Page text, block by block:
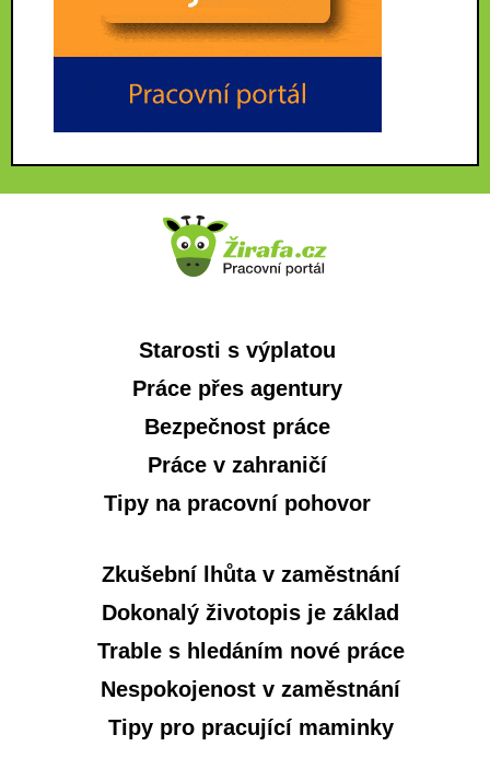
Starosti s výplatou
Práce přes agentury
Bezpečnost práce
Práce v zahraničí
Tipy na pracovní pohovor
Zkušební lhůta v zaměstnání
Dokonalý životopis je základ
Trable s hledáním nové práce
Nespokojenost v zaměstnání
Tipy pro pracující maminky